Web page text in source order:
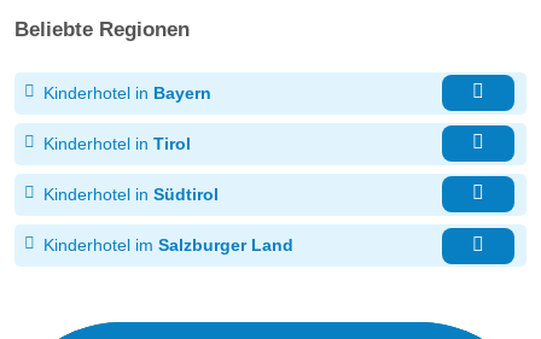
Beliebte Regionen
Kinderhotel in Bayern
Kinderhotel in Tirol
Kinderhotel in Südtirol
Kinderhotel im Salzburger Land